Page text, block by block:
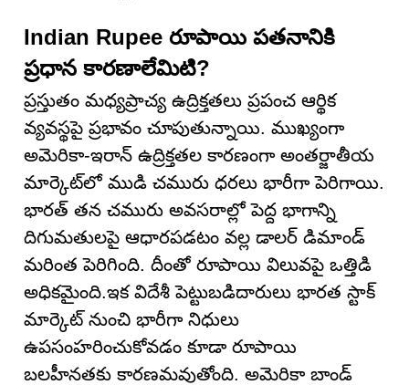
Indian Rupee రూపాయి పతనానికి
ప్రధాన కారణాలేమిటి?
ప్రస్తుతం మధ్యప్రాచ్య ఉద్రిక్తతలు ప్రపంచ ఆర్థిక
వ్యవస్థపై ప్రభావం చూపుతున్నాయి. ముఖ్యంగా
అమెరికా-ఇరాన్ ఉద్రిక్తతల కారణంగా అంతర్జాతీయ
మార్కెట్‌లో ముడి చమురు ధరలు భారీగా పెరిగాయి.
భారత్ తన చమురు అవసరాల్లో పెద్ద భాగాన్ని
దిగుమతులపై ఆధారపడటం వల్ల డాలర్ డిమాండ్
మరింత పెరిగింది. దీంతో రూపాయి విలువపై ఒత్తిడి
అధికమైంది.ఇక విదేశీ పెట్టుబడిదారులు భారత స్టాక్
మార్కెట్ నుంచి భారీగా నిధులు
ఉపసంహరించుకోవడం కూడా రూపాయి
బలహీనతకు కారణమవుతోంది. అమెరికా బాండ్